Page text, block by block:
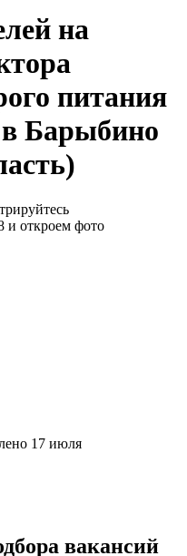
на
питания
Барыбино
и откроем фото
17 июля
вакансий